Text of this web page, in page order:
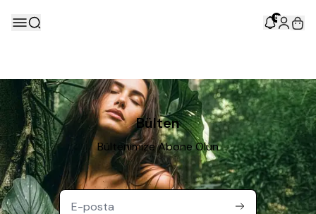
5
Bülten
Bültenimize Abone Olun